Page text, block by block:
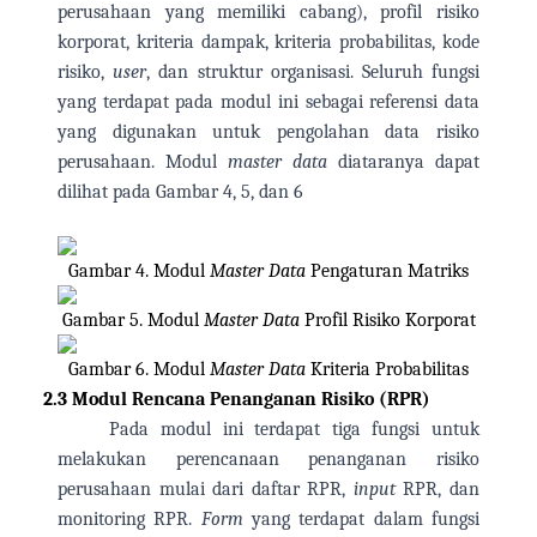
perusahaan yang memiliki cabang), profil risiko
korporat, kriteria dampak, kriteria probabilitas, kode
risiko,user, dan struktur organisasi. Seluruh fungsi
yang terdapat pada modul ini sebagai referensi data
yang digunakan untuk pengolahan data risiko
perusahaan. Modul master data diataranya dapat
dilihat pada Gambar 4, 5, dan 6
Gambar 4. Modul Master Data Pengaturan Matriks
Gambar 5. Modul Master Data Profil Risiko Korporat
Gambar 6. Modul Master Data Kriteria Probabilitas
2.3 Modul Rencana Penanganan Risiko (RPR)
Pada modul ini terdapat tiga fungsi untuk
melakukan perencanaan penanganan risiko
perusahaan mulai dari daftar RPR, inputRPR, dan
monitoring RPR. Form yang terdapat dalam fungsi